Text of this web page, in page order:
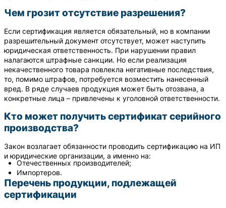
Чем грозит отсутствие разрешения?
Если сертификация является обязательный, но в компании
разрешительный документ отсутствует, может наступить
юридическая ответственность. При нарушении правил
налагаются штрафные санкции. Но если реализация
некачественного товара повлекла негативные последствия,
то, помимо штрафов, потребуется возместить нанесенный
вред. В ряде случаев продукция может быть отозвана, а
конкретные лица – привлечены к уголовной ответственности.
Кто может получить сертификат серийного
производства?
Закон возлагает обязанности проводить сертификацию на ИП
и юридические организации, а именно на:
Отечественных производителей;
Импортеров.
Перечень продукции, подлежащей
сертификации